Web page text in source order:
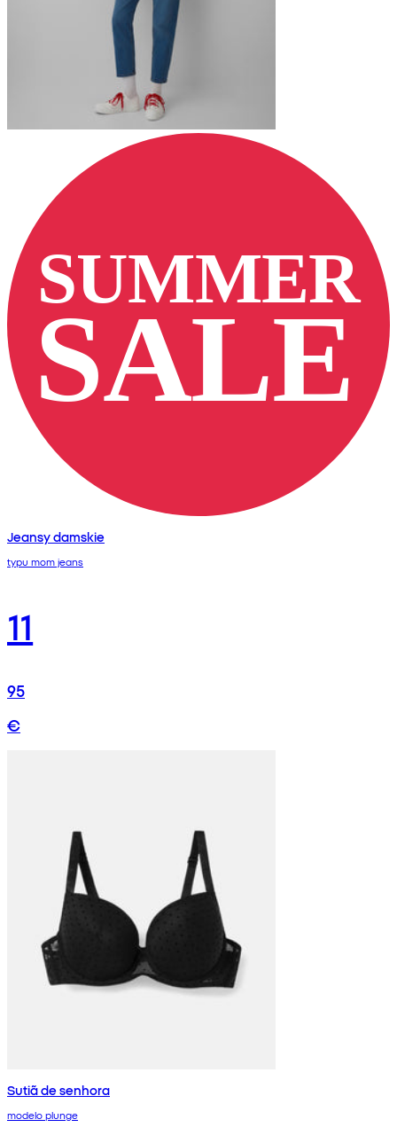
Jeansy damskie
typu mom jeans
11
95
€
Sutiã de senhora
modelo plunge